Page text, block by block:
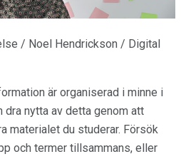
/ Noel Hendrickson / Digital
är organiserad i minne i
dra nytta av detta genom att
materialet du studerar. Försök
och termer tillsammans, eller